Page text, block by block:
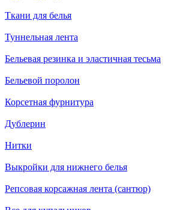
Ткани для белья
Туннельная лента
Бельевая резинка и эластичная тесьма
Бельевой поролон
Корсетная фурнитура
Дублерин
Нитки
Выкройки для нижнего белья
Репсовая корсажная лента (сантюр)